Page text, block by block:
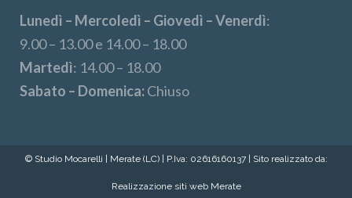
Lunedì – Mercoledì – Giovedì – Venerdì:
9.00 – 13.00 e 14.00 – 18.00
Martedì: 14.00 – 18.00
Sabato – Domenica:Chiuso
© Studio Mocarelli | Merate (LC) | P.Iva: 02616160137 | Sito realizzato da:
Realizzazione siti web Merate